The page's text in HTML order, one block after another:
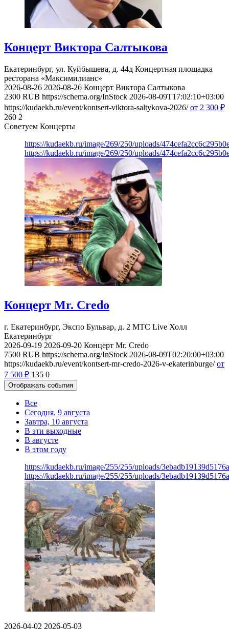
Концерт Виктора Салтыкова
Екатеринбург, ул. Куйбышева, д. 44д Концертная площадка
ресторана «Максимилианс»
2026-08-26 2026-08-26 Концерт Виктора Салтыкова
2300 RUB https://schema.org/InStock 2026-08-09T17:02:10+03:00
https://kudaekb.ru/event/kontsert-viktora-saltykova-2026/ от 2 300 ₽
260 2
Советуем Концерты
https://kudaekb.ru/image/269/250/uploads/
https://kudaekb.ru/image/269/250/uploads/
Концерт Mr. Credo
г. Екатеринбург, Экспо Бульвар, д. 2 МТС Live Холл
Екатеринбург
2026-09-19 2026-09-20 Концерт Mr. Credo
7500 RUB https://schema.org/InStock 2026-08-09T02:20:00+03:00
https://kudaekb.ru/event/kontsert-mr-credo-2026-v-ekaterinburge/ от
7 500 ₽ 135 0
Отображать события
Все
Сегодня, 9 августа
Завтра, 10 августа
В эти выходные
В августе
В этом году
https://kudaekb.ru/image/255/255/uploads/
https://kudaekb.ru/image/255/255/uploads/
2026-04-02 2026-05-03